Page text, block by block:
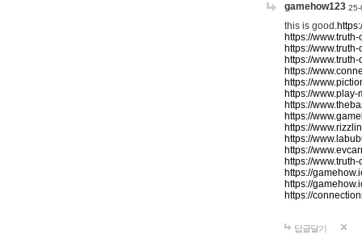
gamehow123 25-
this is good.
https://
https://
https://
https://
https://
https://
https://
https://
https://
https://
https://
https://
https://
https://
https://
답글달기